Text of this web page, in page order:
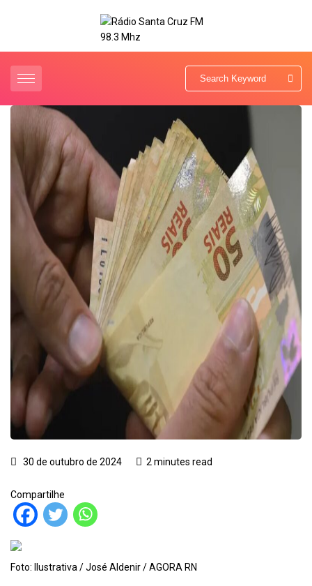
30 de outubro de 2024 2 minutes read
Compartilhe
Foto: Ilustrativa / José Aldenir / AGORA RN